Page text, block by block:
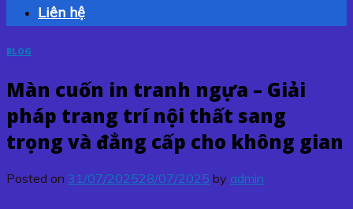
Liên hệ
BLOG
Màn cuốn in tranh ngựa – Giải
pháp trang trí nội thất sang
trọng và đẳng cấp cho không gian
Posted on 31/07/202528/07/2025 by admin